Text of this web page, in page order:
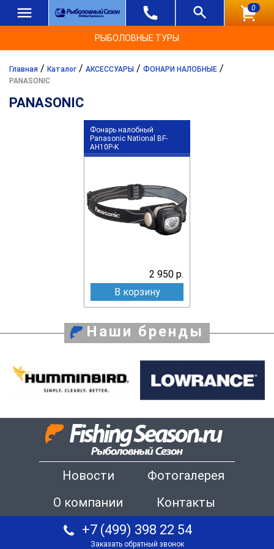
0
РЫБОЛОВНЫЕ ТУРЫ
Главная / Каталог / АКСЕССУАРЫ / ФОНАРИ НАЛОБНЫЕ /
PANASONIC
PANASONIC
Фонарь налобный
Panasonic National BF-
AH10P-K
2 950 р.
В корзину
Наши бренды
Новости
Фотогалерея
О компании
Контакты
+7 (499) 398 22 54
Заказать обратный звонок